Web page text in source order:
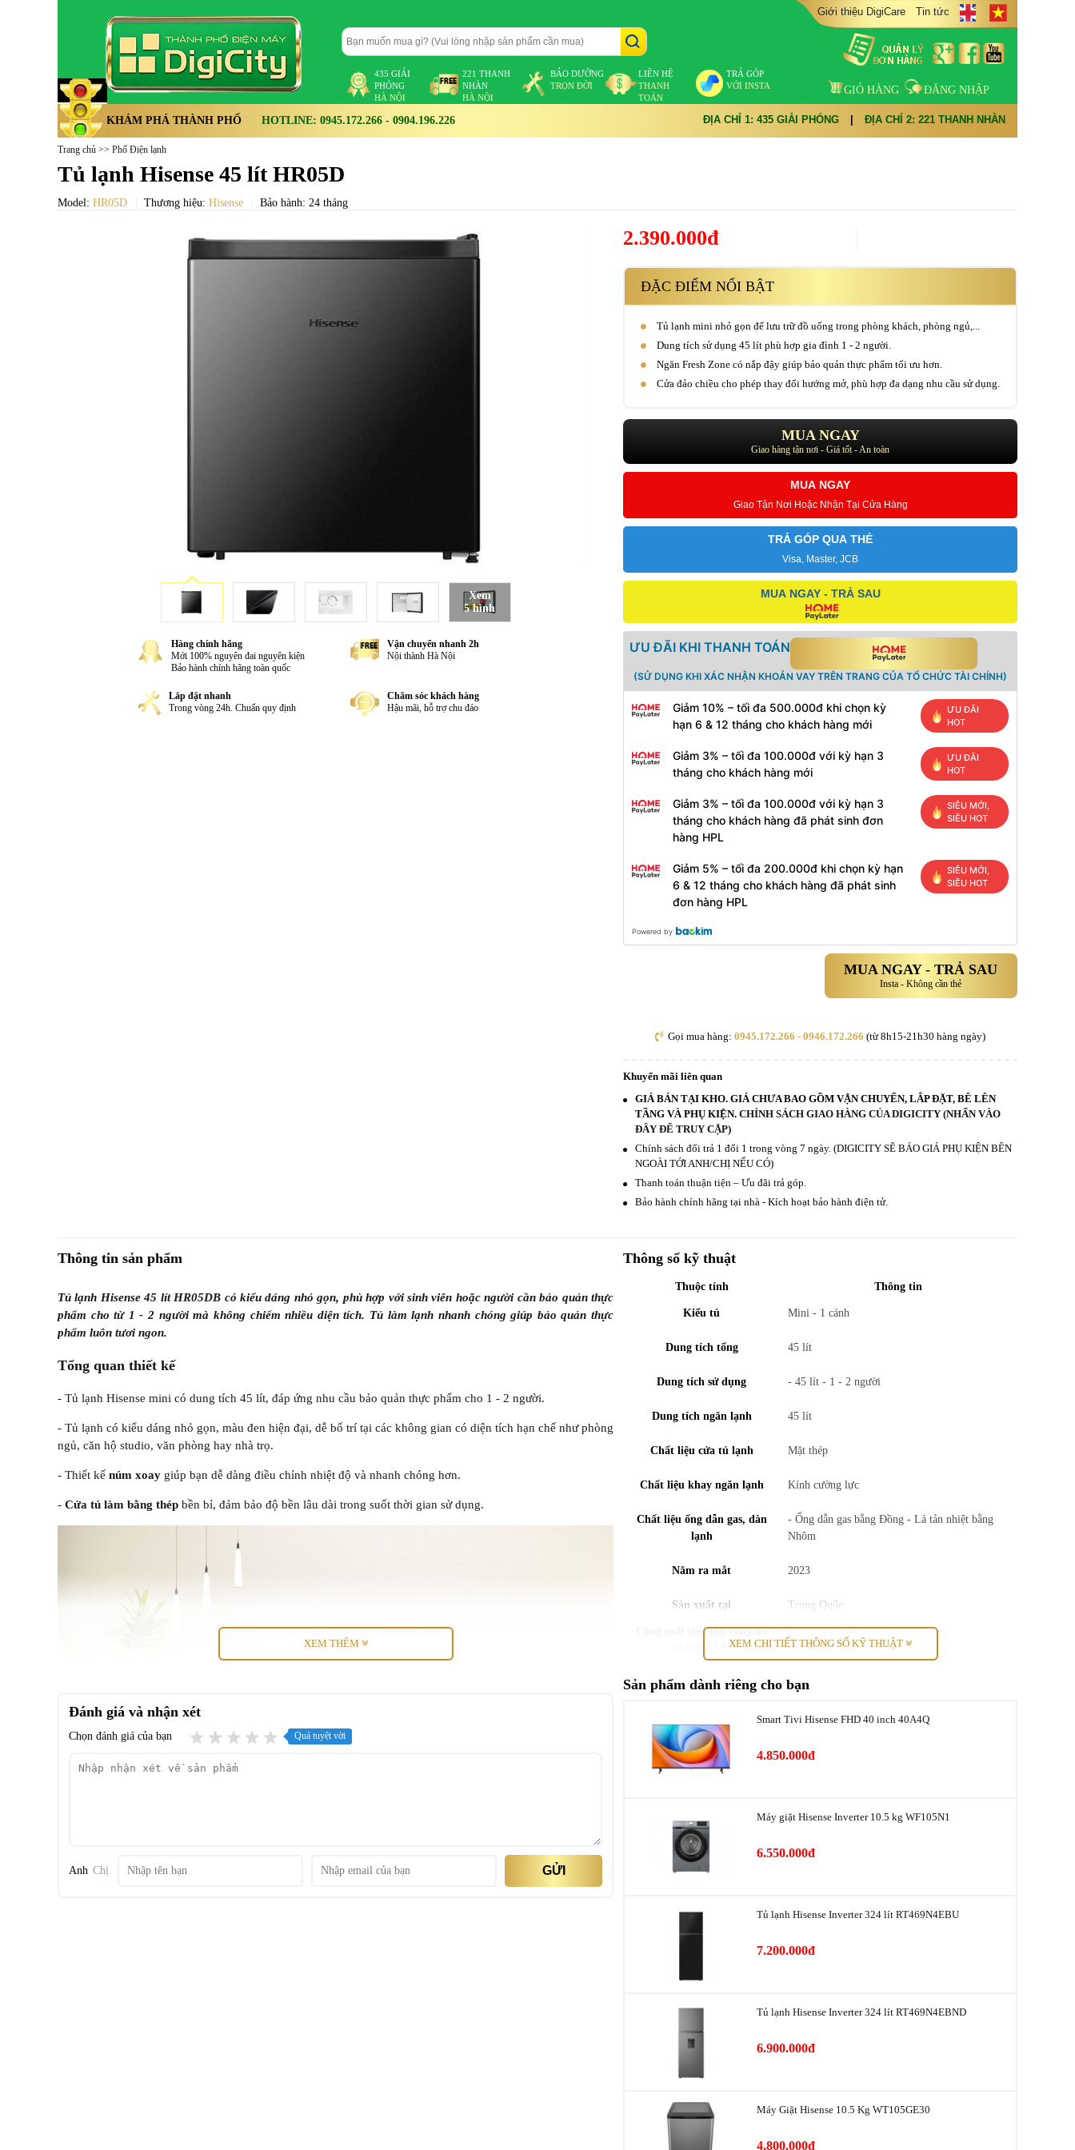
435 GIẢI
PHÓNG
HÀ NỘI
221 THANH
NHÀN
HÀ NỘI
BẢO DƯỠNG
TRỌN ĐỜI
LIÊN HỆ
THANH
TOÁN
TRẢ GÓP
VỚI INSTA
Giới thiệu DigiCare Tin tức
GIỎ HÀNG ĐĂNG NHẬP
KHÁM PHÁ THÀNH PHỐ HOTLINE: 0945.172.266 - 0904.196.226 ĐỊA CHỈ 1: 435 GIẢI PHÓNG ĐỊA CHỈ 2: 221 THANH NHÀN
Trang chủ >> Phố Điện lạnh
Tủ lạnh Hisense 45 lít HR05D
Model: HR05D Thương hiệu: Hisense Bảo hành: 24 tháng
Xem
5 hình
Hàng chính hãng
Mới 100% nguyên đai nguyên kiện
Bảo hành chính hãng toàn quốc
Vận chuyển nhanh 2h
Nội thành Hà Nội
Lắp đặt nhanh
Trong vòng 24h. Chuẩn quy định
Chăm sóc khách hàng
Hậu mãi, hỗ trợ chu đáo
2.390.000đ
ĐẶC ĐIỂM NỔI BẬT
Tủ lạnh mini nhỏ gọn để lưu trữ đồ uống trong phòng khách, phòng ngủ,...
Dung tích sử dụng 45 lít phù hợp gia đình 1 - 2 người.
Ngăn Fresh Zone có nắp đậy giúp bảo quản thực phẩm tối ưu hơn.
Cửa đảo chiều cho phép thay đổi hướng mở, phù hợp đa dạng nhu cầu sử dụng.
MUA NGAY
Giao hàng tận nơi - Giá tốt - An toàn
MUA NGAY
Giao Tận Nơi Hoặc Nhận Tại Cửa Hàng
TRẢ GÓP QUA THẺ
Visa, Master, JCB
MUA NGAY - TRẢ SAU
ƯU ĐÃI KHI THANH TOÁN
(SỬ DỤNG KHI XÁC NHẬN KHOẢN VAY TRÊN TRANG CỦA TỔ CHỨC TÀI CHÍNH)
Giảm 10% – tối đa 500.000đ khi chọn kỳ
hạn 6 & 12 tháng cho khách hàng mới
ƯU ĐÃI
HOT
Giảm 3% – tối đa 100.000đ với kỳ hạn 3
tháng cho khách hàng mới
ƯU ĐÃI
HOT
Giảm 3% – tối đa 100.000đ với kỳ hạn 3
tháng cho khách hàng đã phát sinh đơn
hàng HPL
SIÊU MỚI,
SIÊU HOT
Giảm 5% – tối đa 200.000đ khi chọn kỳ hạn
6 & 12 tháng cho khách hàng đã phát sinh
đơn hàng HPL
SIÊU MỚI,
SIÊU HOT
Powered by
MUA NGAY - TRẢ SAU
Insta - Không cần thẻ
Gọi mua hàng: 0945.172.266 - 0946.172.266 (từ 8h15-21h30 hàng ngày)
Khuyến mãi liên quan
GIÁ BÁN TẠI KHO. GIÁ CHƯA BAO GỒM VẬN CHUYỂN, LẮP ĐẶT, BÊ LÊN
TẦNG VÀ PHỤ KIỆN. CHÍNH SÁCH GIAO HÀNG CỦA DIGICITY (NHẤN VÀO
ĐÂY ĐỂ TRUY CẬP)
Chính sách đổi trả 1 đổi 1 trong vòng 7 ngày. (DIGICITY SẼ BÁO GIÁ PHỤ KIỆN BÊN
NGOÀI TỚI ANH/CHỊ NẾU CÓ)
Thanh toán thuận tiện – Ưu đãi trả góp.
Bảo hành chính hãng tại nhà - Kích hoạt bảo hành điện tử.
Thông tin sản phẩm
Tủ lạnh Hisense 45 lít HR05DB có kiểu dáng nhỏ gọn, phù hợp với sinh viên hoặc người cần bảo quản thực
phẩm cho từ 1 - 2 người mà không chiếm nhiều diện tích. Tủ làm lạnh nhanh chóng giúp bảo quản thực
phẩm luôn tươi ngon.
Tổng quan thiết kế
- Tủ lạnh Hisense mini có dung tích 45 lít, đáp ứng nhu cầu bảo quản thực phẩm cho 1 - 2 người.
- Tủ lạnh có kiểu dáng nhỏ gọn, màu đen hiện đại, dễ bố trí tại các không gian có diện tích hạn chế như phòng
ngủ, căn hộ studio, văn phòng hay nhà trọ.
- Thiết kế núm xoay giúp bạn dễ dàng điều chỉnh nhiệt độ và nhanh chóng hơn.
- Cửa tủ làm bằng thép bền bỉ, đảm bảo độ bền lâu dài trong suốt thời gian sử dụng.
XEM THÊM
Đánh giá và nhận xét
Chọn đánh giá của bạn Quá tuyệt vời
Anh Chị GỬI
Thông số kỹ thuật
Thuộc tính Thông tin
Kiểu tủ Mini - 1 cánh
Dung tích tổng 45 lít
Dung tích sử dụng - 45 lít - 1 - 2 người
Dung tích ngăn lạnh 45 lít
Chất liệu cửa tủ lạnh Mặt thép
Chất liệu khay ngăn lạnh Kính cường lực
Chất liệu ống dẫn gas, dàn
lạnh
- Ống dẫn gas bằng Đồng - Lá tản nhiệt bằng
Nhôm
Năm ra mắt 2023
Sản xuất tại Trung Quốc
Công suất tiêu thụ công bố
theo TCVN
179 kWh/năm
phẩm
Kích thước - Khối lượng
Nặng 13.4 kg
XEM CHI TIẾT THÔNG SỐ KỸ THUẬT
Sản phẩm dành riêng cho bạn
Smart Tivi Hisense FHD 40 inch 40A4Q
4.850.000đ
Máy giặt Hisense Inverter 10.5 kg WF105N1
6.550.000đ
Tủ lạnh Hisense Inverter 324 lít RT469N4EBU
7.200.000đ
Tủ lạnh Hisense Inverter 324 lít RT469N4EBND
6.900.000đ
Máy Giặt Hisense 10.5 Kg WT105GE30
4.800.000đ